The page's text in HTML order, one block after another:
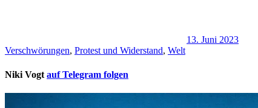
13. Juni 2023
Verschwörungen, Protest und Widerstand, Welt
Niki Vogt auf Telegram folgen